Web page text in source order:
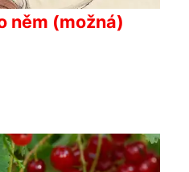
něm (možná)